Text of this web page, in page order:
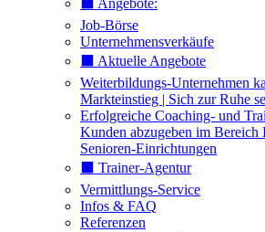
⬛️ Angebote:
Job-Börse
Unternehmensverkäufe
⬛️ Aktuelle Angebote
Weiterbildungs-Unternehmen
Markteinstieg | Sich zur Ruhe
Erfolgreiche Coaching- und
Kunden abzugeben im
Senioren-Einrichtungen
⬛️ Trainer-Agentur
Vermittlungs-Service
Infos & FAQ
Referenzen